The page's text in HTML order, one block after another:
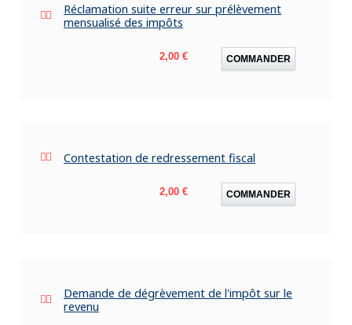
Réclamation suite erreur sur prélèvement
mensualisé des impôts
Prix
2,00 € COMMANDER
Contestation de redressement fiscal
Prix
2,00 € COMMANDER
Demande de dégrèvement de l'impôt sur le
revenu